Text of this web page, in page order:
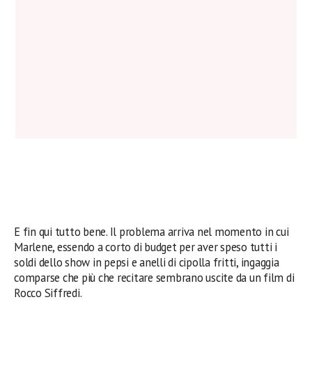
E fin qui tutto bene. Il problema arriva nel momento in cui
Marlene, essendo a corto di budget per aver speso tutti i
soldi dello show in pepsi e anelli di cipolla fritti, ingaggia
comparse che più che recitare sembrano uscite da un film di
Rocco Siffredi.